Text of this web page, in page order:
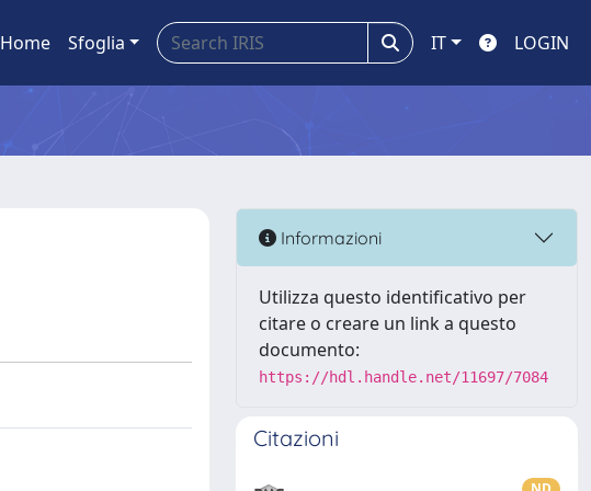
Home Sfoglia IT LOGIN
Informazioni
Utilizza questo identificativo per
citare o creare un link a questo
documento:
https://hdl.handle.net/11697/7084
Citazioni